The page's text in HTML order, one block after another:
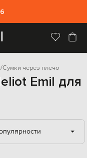
Сумки через плечо
Emil для